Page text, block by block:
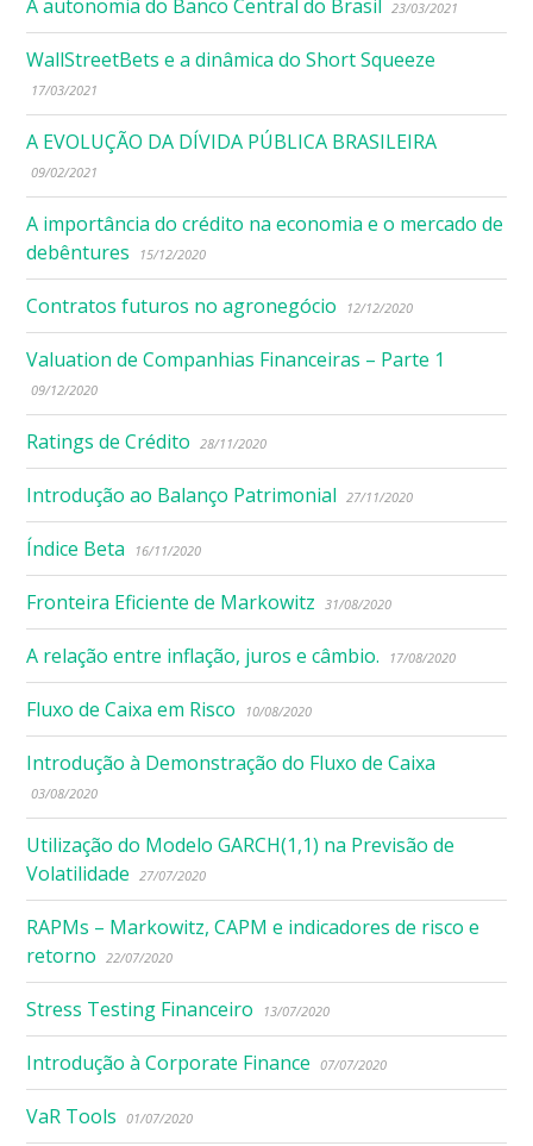
A autonomia do Banco Central do Brasil 23/03/2021
WallStreetBets e a dinâmica do Short Squeeze
17/03/2021
A EVOLUÇÃO DA DÍVIDA PÚBLICA BRASILEIRA
09/02/2021
A importância do crédito na economia e o mercado de
debêntures
15/12/2020
Contratos futuros no agronegócio 12/12/2020
Valuation de Companhias Financeiras – Parte 1
09/12/2020
Ratings de Crédito 28/11/2020
Introdução ao Balanço Patrimonial 27/11/2020
Índice Beta 16/11/2020
Fronteira Eficiente de Markowitz 31/08/2020
A relação entre inflação, juros e câmbio. 17/08/2020
Fluxo de Caixa em Risco 10/08/2020
Introdução à Demonstração do Fluxo de Caixa
03/08/2020
Utilização do Modelo GARCH(1,1) na Previsão de
Volatilidade
27/07/2020
RAPMs – Markowitz, CAPM e indicadores de risco e
retorno
22/07/2020
Stress Testing Financeiro 13/07/2020
Introdução à Corporate Finance 07/07/2020
VaR Tools 01/07/2020